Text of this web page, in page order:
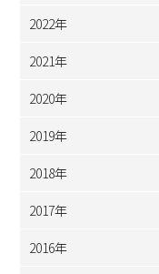
2022年
2021年
2020年
2019年
2018年
2017年
2016年